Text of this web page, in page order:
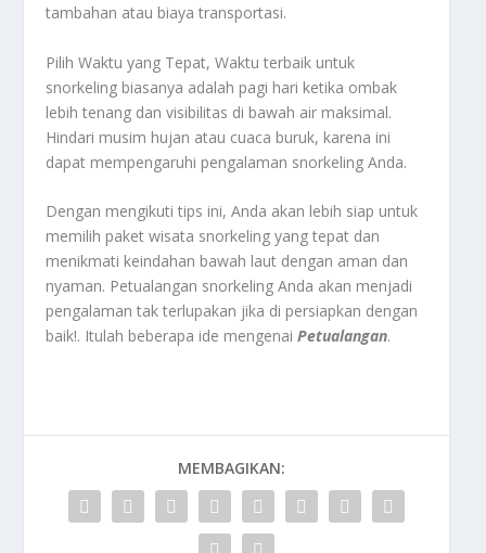
tambahan atau biaya transportasi.
Pilih Waktu yang Tepat, Waktu terbaik untuk
snorkeling biasanya adalah pagi hari ketika ombak
lebih tenang dan visibilitas di bawah air maksimal.
Hindari musim hujan atau cuaca buruk, karena ini
dapat mempengaruhi pengalaman snorkeling Anda.
Dengan mengikuti tips ini, Anda akan lebih siap untuk
memilih paket wisata snorkeling yang tepat dan
menikmati keindahan bawah laut dengan aman dan
nyaman. Petualangan snorkeling Anda akan menjadi
pengalaman tak terlupakan jika di persiapkan dengan
baik!. Itulah beberapa ide mengenaiPetualangan.
MEMBAGIKAN: